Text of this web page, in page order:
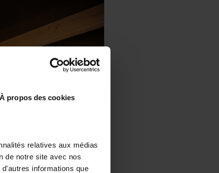
À propos des cookies
relatives aux médias
de notre site avec nos
informations que